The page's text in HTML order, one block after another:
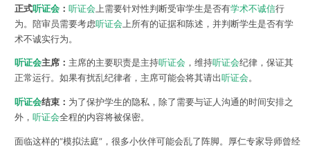
正式听证会： 听证会 上需要针对性判断受审学生是否有学术不诚信行
为。陪审员需要考虑听证会 上所有的证据和陈述，并判断学生是否有学
术不诚实行为。
听证会主席： 主席的主要职责是主持听证会 ，维持听证会纪律，保证其
正常运行。如果有扰乱纪律者，主席可能会将其请出听证会。
听证会结束： 为了保护学生的隐私，除了需要与证人沟通的时间安排之
外， 听证会全程的内容将被保密。
面临这样的“模拟法庭”，很多小伙伴可能会乱了阵脚。厚仁专家导师曾经